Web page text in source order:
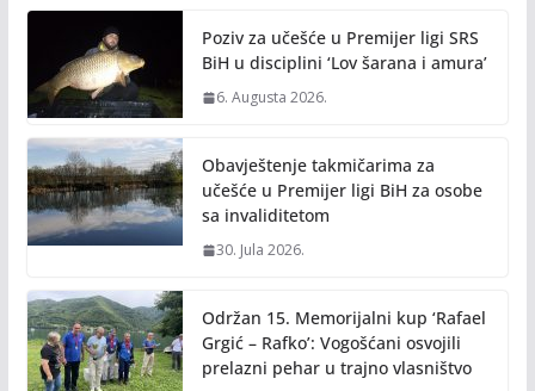
o
k
n
k
Poziv za učešće u Premijer ligi SRS
BiH u disciplini ‘Lov šarana i amura’
6. Augusta 2026.
Obavještenje takmičarima za
učešće u Premijer ligi BiH za osobe
sa invaliditetom
30. Jula 2026.
Održan 15. Memorijalni kup ‘Rafael
Grgić – Rafko’: Vogošćani osvojili
prelazni pehar u trajno vlasništvo